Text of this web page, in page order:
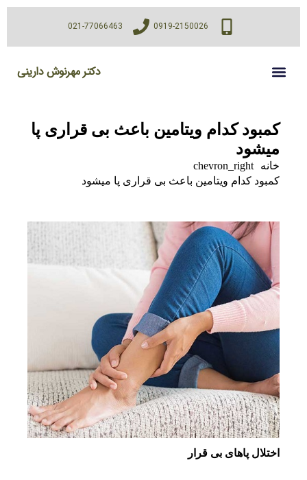
0919-2150026
021-77066463
دکتر مهرنوش دارینی
کمبود کدام ویتامین باعث بی قراری پا
میشود
chevron_right
کمبود کدام ویتامین باعث بی قراری پا میشود
اختلال پاهای بی قرار